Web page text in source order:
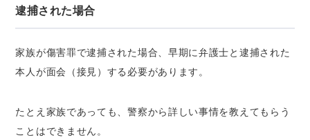
逮捕された場合
家族が傷害罪で逮捕された場合、早期に弁護士と逮捕された
本人が面会（接見）する必要があります。
たとえ家族であっても、警察から詳しい事情を教えてもらう
ことはできません。